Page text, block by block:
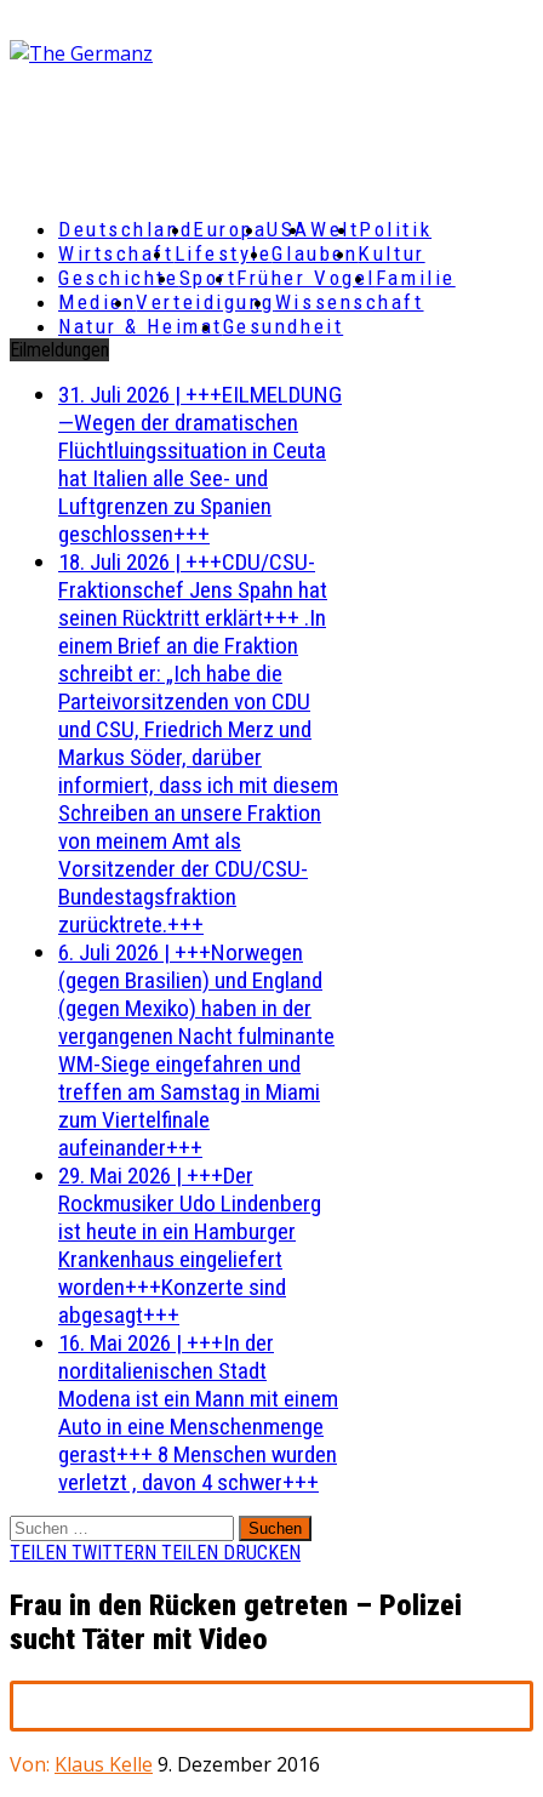
DeutschlandEuropaUSAWeltPolitik
Wirtschaft LifestyleGlaubenKultur
GeschichteSportFrüher Vogel Familie
MedienVerteidigungWissenschaft
Natur & HeimatGesundheit
Eilmeldungen
31. Juli 2026 | +++EILMELDUNG
—Wegen der dramatischen
Flüchtluingssituation in Ceuta
hat Italien alle See- und
Luftgrenzen zu Spanien
geschlossen+++
18. Juli 2026 | +++CDU/CSU-
Fraktionschef Jens Spahn hat
seinen Rücktritt erklärt+++ .In
einem Brief an die Fraktion
schreibt er: „Ich habe die
Parteivorsitzenden von CDU
und CSU, Friedrich Merz und
Markus Söder, darüber
informiert, dass ich mit diesem
Schreiben an unsere Fraktion
von meinem Amt als
Vorsitzender der CDU/CSU-
Bundestagsfraktion
zurücktrete.+++
6. Juli 2026 | +++Norwegen
(gegen Brasilien) und England
(gegen Mexiko) haben in der
vergangenen Nacht fulminante
WM-Siege eingefahren und
treffen am Samstag in Miami
zum Viertelfinale
aufeinander+++
29. Mai 2026 | +++Der
Rockmusiker Udo Lindenberg
ist heute in ein Hamburger
Krankenhaus eingeliefert
worden+++Konzerte sind
abgesagt+++
16. Mai 2026 | +++In der
norditalienischen Stadt
Modena ist ein Mann mit einem
Auto in eine Menschenmenge
gerast+++ 8 Menschen wurden
verletzt , davon 4 schwer+++
Suchen
nach:
TEILEN TWITTERN TEILEN DRUCKEN
Frau in den Rücken getreten – Polizei
sucht Täter mit Video
Von: Klaus Kelle 9. Dezember 2016